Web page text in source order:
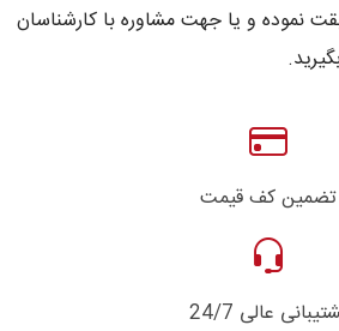
و یا جهت مشاوره با کارشناسان
تضمین کف قیمت
عالی 24/7